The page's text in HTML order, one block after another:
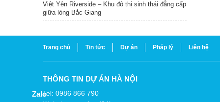
Việt Yên Riverside – Khu đô thị sinh thái đẳng cấp
giữa lòng Bắc Giang
Trang chủ Tin tức Dự án Pháp lý Liên hệ
THÔNG TIN DỰ ÁN HÀ NỘI
Tel: 0986 866 790
Zalo